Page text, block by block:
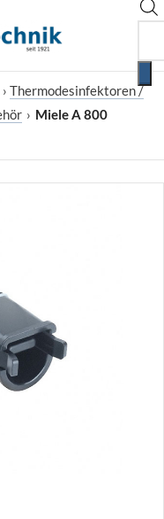
› Thermodesinfektoren /
› Miele A 800